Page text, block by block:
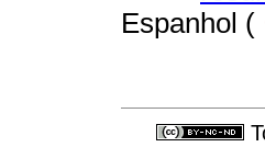
Espanhol (